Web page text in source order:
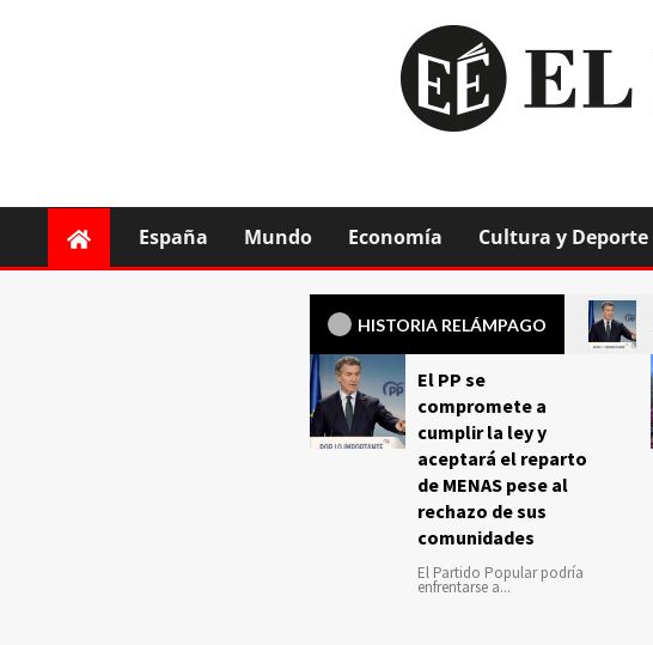
España Mundo Economía Cultura y Deporte
HISTORIA RELÁMPAGO
El PP se
compromete a
cumplir la ley y
aceptará el reparto
de MENAS pese al
rechazo de sus
comunidades
El Partido Popular podría
enfrentarse a...